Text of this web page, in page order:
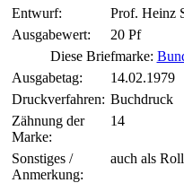
Entwurf:
Prof. Heinz
Ausgabewert:
20 Pf
Diese Briefmarke:
Ausgabetag:
14.02.1979
Druckverfahren: Buchdruck
Zähnung der
Marke:
14
Sonstiges /
Anmerkung:
auch als